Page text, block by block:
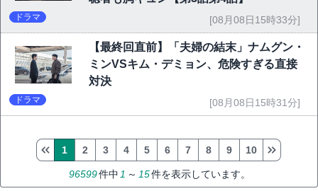
ドラマ [08月08日15時33分]
【最終回直前】「夫婦の結末」ナムグン・
ミンVSキム・デミョン、危険すぎる直接
対決
ドラマ [08月08日15時31分]
96599件中1 ～ 15件を表示しています。
1 2 3 4 5 6 7 8 9 10